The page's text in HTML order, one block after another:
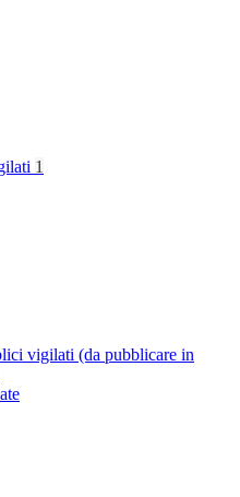
1
vigilati (da pubblicare in